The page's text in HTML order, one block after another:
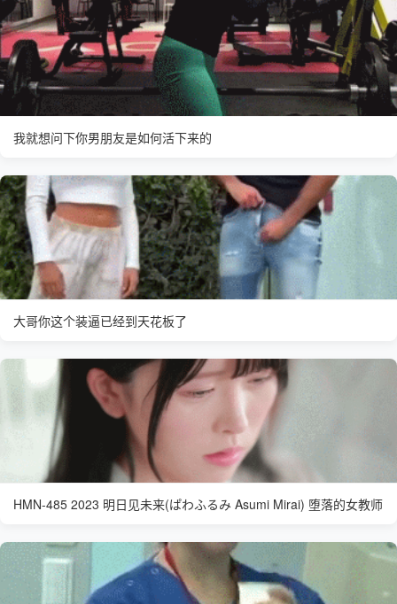
我就想问下你男朋友是如何活下来的
大哥你这个装逼已经到天花板了
HMN-485 2023 明日见未来(ぱわふるみ Asumi Mirai) 堕落的女教师